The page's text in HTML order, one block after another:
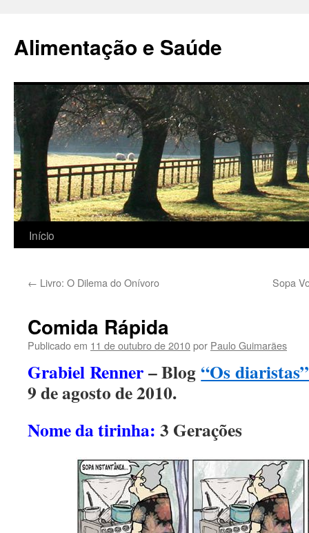
Alimentação e Saúde
Pular
Início
← Livro: O Dilema do Onívoro Sopa
Comida Rápida
Publicado em 11 de outubro de 2010por Paulo Guimarães
Grabiel Renner– Blog“Os
9 de agosto de 2010.
Nome da tirinha: 3 Gerações